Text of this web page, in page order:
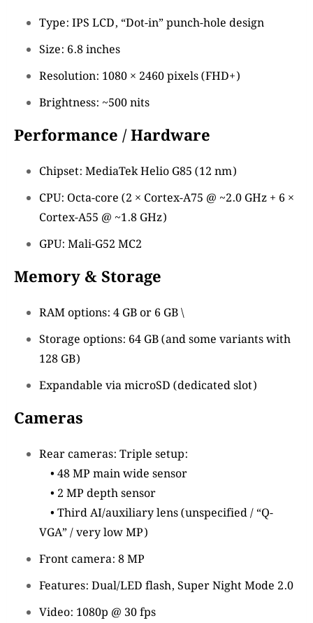
Type: IPS LCD, “Dot-in” punch-hole design
Size: 6.8 inches
Resolution: 1080 × 2460 pixels (FHD+)
Brightness: ~500 nits
Performance / Hardware
Chipset: MediaTek Helio G85 (12 nm)
CPU: Octa-core (2 × Cortex-A75 @ ~2.0 GHz + 6 ×
Cortex-A55 @ ~1.8 GHz)
GPU: Mali-G52 MC2
Memory & Storage
RAM options: 4 GB or 6 GB \
Storage options: 64 GB (and some variants with
128 GB)
Expandable via microSD (dedicated slot)
Cameras
Rear cameras: Triple setup:
• 48 MP main wide sensor
• 2 MP depth sensor
• Third AI/auxiliary lens (unspecified / “Q-
VGA” / very low MP)
Front camera: 8 MP
Features: Dual/LED flash, Super Night Mode 2.0
Video: 1080p @ 30 fps